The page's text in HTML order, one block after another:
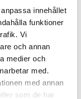
innehållet
funktioner
Vi
och annan
medier och
med.
med annan
som de har